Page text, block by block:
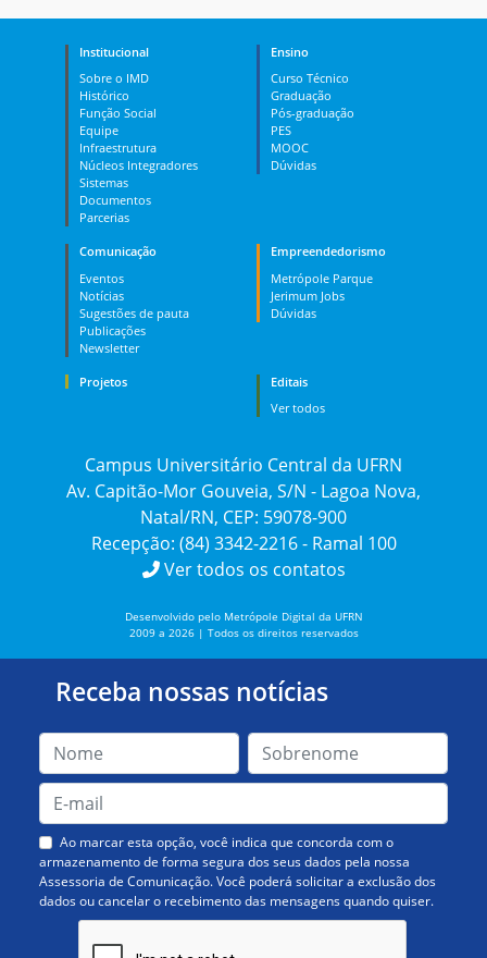
Institucional
Sobre o IMD
Histórico
Função Social
Equipe
Infraestrutura
Núcleos Integradores
Sistemas
Documentos
Parcerias
Ensino
Curso Técnico
Graduação
Pós-graduação
PES
MOOC
Dúvidas
Comunicação
Eventos
Notícias
Sugestões de pauta
Publicações
Newsletter
Empreendedorismo
Metrópole Parque
Jerimum Jobs
Dúvidas
Projetos
Editais
Ver todos
Campus Universitário Central da UFRN
Av. Capitão-Mor Gouveia, S/N - Lagoa Nova,
Natal/RN, CEP: 59078-900
Recepção: (84) 3342-2216 - Ramal 100
Ver todos os contatos
Desenvolvido pelo Metrópole Digital da UFRN
2009 a 2026 | Todos os direitos reservados
Receba nossas notícias
Ao marcar esta opção, você indica que concorda com o
armazenamento de forma segura dos seus dados pela nossa
Assessoria de Comunicação. Você poderá solicitar a exclusão dos
dados ou cancelar o recebimento das mensagens quando quiser.